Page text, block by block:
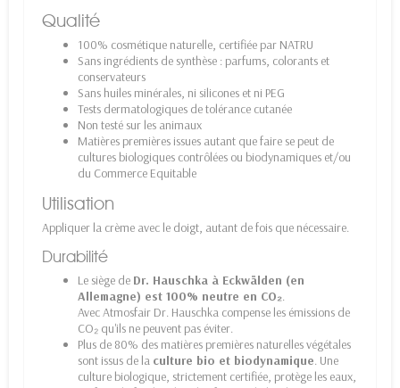
Qualité
100% cosmétique naturelle, certifiée par NATRU
Sans ingrédients de synthèse : parfums, colorants et
conservateurs
Sans huiles minérales, ni silicones et ni PEG
Tests dermatologiques de tolérance cutanée
Non testé sur les animaux
Matières premières issues autant que faire se peut de
cultures biologiques contrôlées ou biodynamiques et/ou
du Commerce Equitable
Utilisation
Appliquer la crème avec le doigt, autant de fois que nécessaire.
Durabilité
Le siège de Dr. Hauschka à Eckwälden (en
Allemagne) est 100% neutre en CO₂.
Avec Atmosfair Dr. Hauschka compense les émissions de
CO₂ qu'ils ne peuvent pas éviter.
Plus de 80% des matières premières naturelles végétales
sont issus de la culture bio et biodynamique. Une
culture biologique, strictement certifiée, protège les eaux,